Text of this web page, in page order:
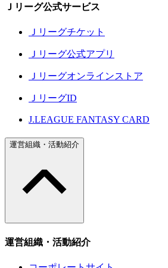
Ｊリーグ公式サービス
Ｊリーグチケット
Ｊリーグ公式アプリ
Ｊリーグオンラインストア
ＪリーグID
J.LEAGUE FANTASY CARD
運営組織・活動紹介
運営組織・活動紹介